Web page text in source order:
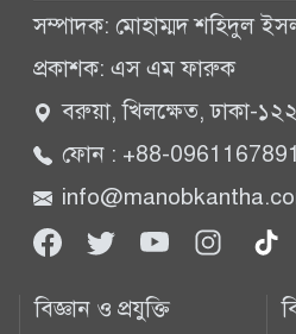
সম্পাদক: মোহাম্মদ শহিদুল
প্রকাশক: এস এম ফারুক
বরুয়া, খিলক্ষেত, ঢাকা-
ফোন : +88-
বিজ্ঞান ও প্রযুক্তি